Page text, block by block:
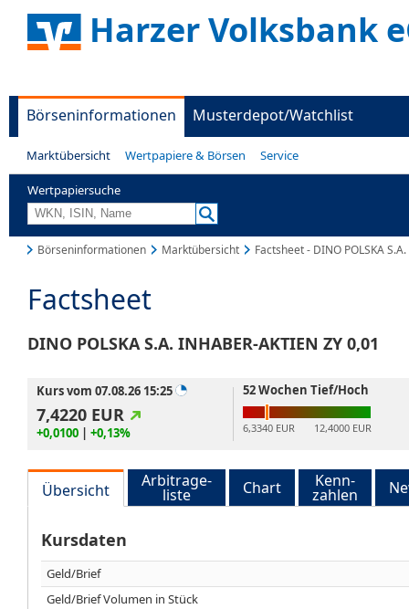
Harzer Volksbank
Börseninformationen Musterdepot/Watchlist
Marktübersicht Wertpapiere & Börsen Service
Wertpapiersuche
Börseninformationen Marktübersicht Factsheet - DINO POLSKA
Factsheet
DINO POLSKA S.A. INHABER-AKTIEN ZY 0,01
Kurs vom 07.08.26 15:25
7,4220 EUR
+0,0100 | +0,13%
52 Wochen Tief/Hoch
6,3340 EUR 12,4000 EUR
Übersicht Arbitrage-
liste Chart Kenn-
zahlen
Kursdaten
Geld/Brief
Geld/Brief Volumen in Stück